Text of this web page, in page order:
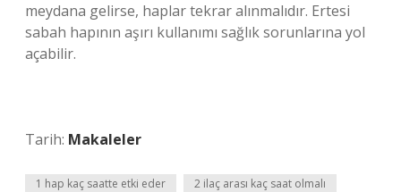
meydana gelirse, haplar tekrar alınmalıdır. Ertesi
sabah hapının aşırı kullanımı sağlık sorunlarına yol
açabilir.
Tarih: Makaleler
1 hap kaç saatte etki eder 2 ilaç arası kaç saat olmalı